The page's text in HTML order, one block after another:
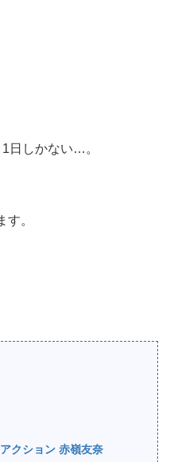
日しかない…。
。
クション 赤嶺友奈